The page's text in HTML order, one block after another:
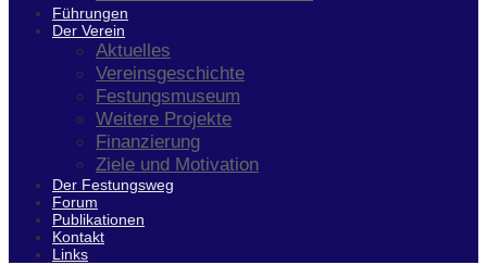
Führungen
Der Verein
Aktuelles
Vereinsgeschichte
Festungsmuseum
Weitere Projekte
Finanzierung
Ziele und Motivation
Der Festungsweg
Forum
Publikationen
Kontakt
Links